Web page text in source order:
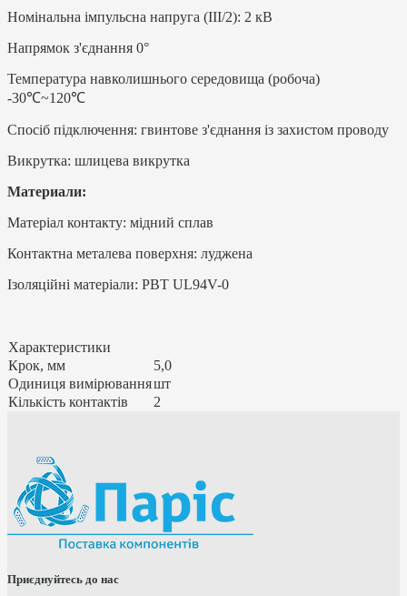
Номінальна імпульсна напруга (III/2): 2 кВ
Напрямок з'єднання 0°
Температура навколишнього середовища (робоча)
-30℃~120℃
Спосіб підключення: гвинтове з'єднання із захистом проводу
Викрутка: шлицева викрутка
Материали:
Матеріал контакту: мідний сплав
Контактна металева поверхня: луджена
Ізоляційні матеріали: PBT UL94V-0
Характеристики
Крок, мм
5,0
Одиниця вимірюванняшт
Кількість контактів
2
Приєднуйтесь до нас